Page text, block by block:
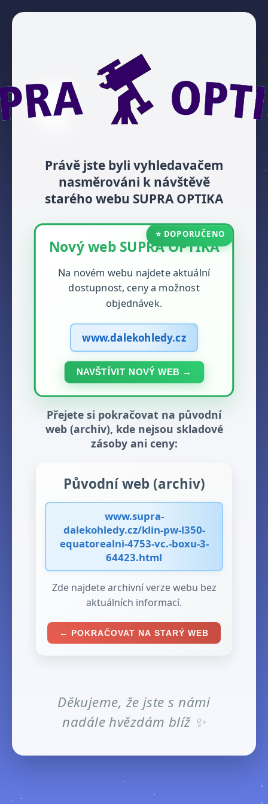
Právě jste byli vyhledavačem
nasměrováni k návštěvě
starého webu SUPRA OPTIKA
⭐ DOPORUČENO
Nový web SUPRA OPTIKA
Na novém webu najdete aktuální
dostupnost, ceny a možnost
objednávek.
www.dalekohledy.cz
NAVŠTÍVIT NOVÝ WEB →
Přejete si pokračovat na původní
web (archiv), kde nejsou skladové
zásoby ani ceny:
Původní web (archiv)
www.supra-
dalekohledy.cz/klin-pw-l350-
equatorealni-4753-vc.-boxu-3-
64423.html
Zde najdete archivní verze webu bez
aktuálních informací.
← POKRAČOVAT NA STARÝ WEB
Děkujeme, že jste s námi
nadále hvězdám blíž ✨